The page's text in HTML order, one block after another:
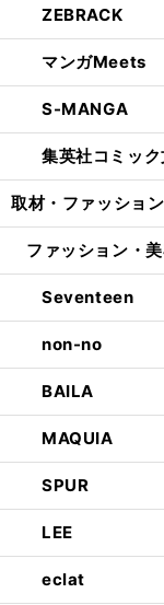
ZEBRACK
マンガMeets
S-MANGA
集英社コミッ
取材・ファッション
ファッション・
Seventeen
non-no
BAILA
MAQUIA
SPUR
LEE
eclat